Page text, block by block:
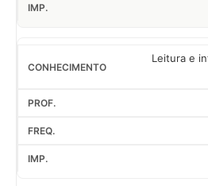
Leitura e